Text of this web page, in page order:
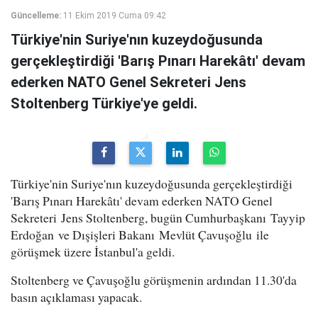
Güncelleme: 11 Ekim 2019 Cuma 09:42
Türkiye'nin Suriye'nın kuzeydoğusunda
gerçekleştirdiği 'Barış Pınarı Harekâtı' devam
ederken NATO Genel Sekreteri Jens
Stoltenberg Türkiye'ye geldi.
Türkiye'nin Suriye'nın kuzeydoğusunda gerçekleştirdiği
'Barış Pınarı Harekâtı' devam ederken NATO Genel
Sekreteri Jens Stoltenberg, bugün Cumhurbaşkanı Tayyip
Erdoğan ve Dışişleri Bakanı Mevlüt Çavuşoğlu ile
görüşmek üzere İstanbul'a geldi.
Stoltenberg ve Çavuşoğlu görüşmenin ardından 11.30'da
basın açıklaması yapacak.